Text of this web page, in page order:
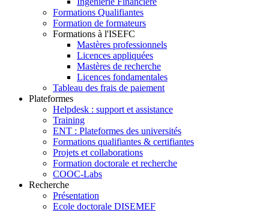
Formations Qualifiantes
Formation de formateurs
Formations à l'ISEFC
Mastères professionnels
Licences appliquées
Mastères de recherche
Licences fondamentales
Tableau des frais de paiement
Plateformes
Helpdesk : support et assistance
Training
ENT : Plateformes des universités
Formations qualifiantes & certifiantes
Projets et collaborations
Formation doctorale et recherche
COOC-Labs
Recherche
Présentation
Ecole doctorale DISEMEF